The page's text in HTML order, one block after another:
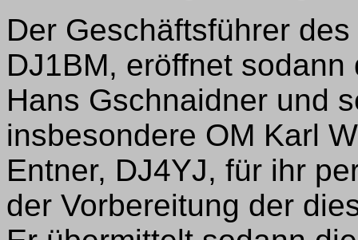
Der Geschäftsführer
DJ1BM, eröffnet
Hans Gschnaidner und
insbesondere OM Karl
Entner, DJ4YJ, für ihr
der Vorbereitung der